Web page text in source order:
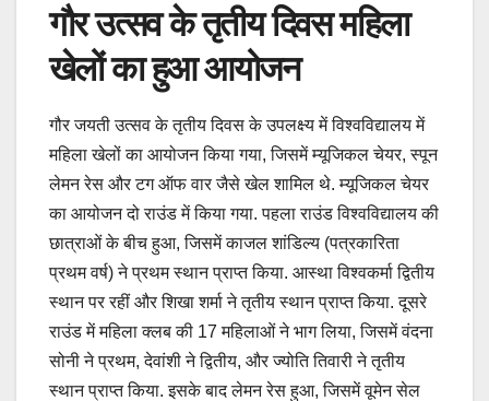
गौर उत्सव के तृतीय दिवस महिला
खेलों का हुआ आयोजन
गौर जयती उत्सव के तृतीय दिवस के उपलक्ष्य में विश्वविद्यालय में
महिला खेलों का आयोजन किया गया, जिसमें म्यूजिकल चेयर, स्पून
लेमन रेस और टग ऑफ वार जैसे खेल शामिल थे. म्यूजिकल चेयर
का आयोजन दो राउंड में किया गया. पहला राउंड विश्वविद्यालय की
छात्राओं के बीच हुआ, जिसमें काजल शांडिल्य (पत्रकारिता
प्रथम वर्ष) ने प्रथम स्थान प्राप्त किया. आस्था विश्वकर्मा द्वितीय
स्थान पर रहीं और शिखा शर्मा ने तृतीय स्थान प्राप्त किया. दूसरे
राउंड में महिला क्लब की 17 महिलाओं ने भाग लिया, जिसमें वंदना
सोनी ने प्रथम, देवांशी ने द्वितीय, और ज्योति तिवारी ने तृतीय
स्थान प्राप्त किया. इसके बाद लेमन रेस हुआ, जिसमें वूमेन सेल